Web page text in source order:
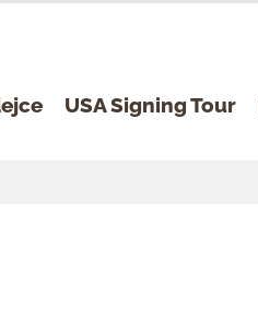
USA Signing Tour